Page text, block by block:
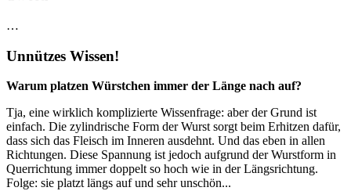
…
Unnützes Wissen!
Warum platzen Würstchen immer der Länge nach auf?
Tja, eine wirklich komplizierte Wissenfrage: aber der Grund ist
einfach. Die zylindrische Form der Wurst sorgt beim Erhitzen dafür,
dass sich das Fleisch im Inneren ausdehnt. Und das eben in allen
Richtungen. Diese Spannung ist jedoch aufgrund der Wurstform in
Querrichtung immer doppelt so hoch wie in der Längsrichtung.
Folge: sie platzt längs auf und sehr unschön...